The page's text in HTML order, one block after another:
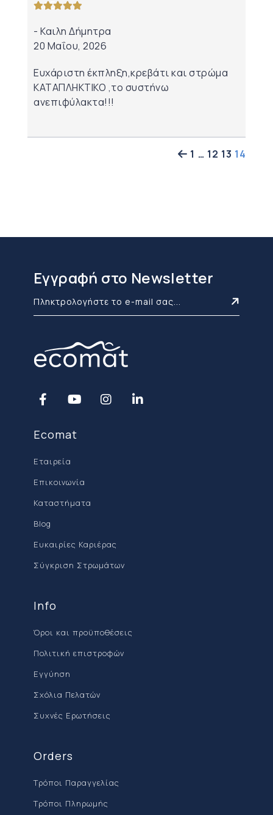
από 5
Καιλη Δήμητρα
20 Μαΐου, 2026
Ευχάριστη έκπληξη,κρεβάτι και στρώμα
ΚΑΤΑΠΛΗΚΤΙΚΟ ,το συστήνω
ανεπιφύλακτα!!!
1 … 12 13 14
Εγγραφή στο Newsletter
Ecomat
Εταιρεία
Επικοινωνία
Καταστήματα
Blog
Ευκαιρίες Καριέρας
Σύγκριση Στρωμάτων
Info
Όροι και προϋποθέσεις
Πολιτική επιστροφών
Εγγύηση
Σχόλια Πελατών
Συχνές Ερωτήσεις
Orders
Τρόποι Παραγγελίας
Τρόποι Πληρωμής